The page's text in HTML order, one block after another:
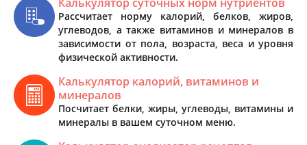
Рассчитает норму калорий, белков, жиров,
углеводов, а также витаминов и минералов в
зависимости от пола, возраста, веса и уровня
физической активности.
Калькулятор калорий, витаминов и
минералов
Посчитает белки, жиры, углеводы, витамины и
минералы в вашем суточном меню.